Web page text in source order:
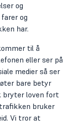
og
og
har.
til å
eller ser på
medier så ser
bare betyr
bryter loven fort
bruker
Vi tror at